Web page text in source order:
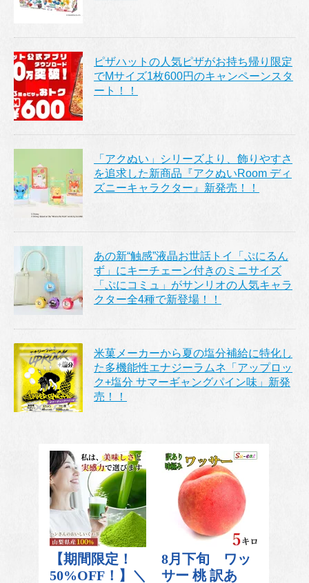
ピザハットの人気ピザがお持ち帰り限定
でMサイズ1枚600円のキャンペーンスタ
ート！！
「アクぬい」シリーズより、飾りやすさ
を追求した新商品『アクぬいRoom ディ
ズニーキャラクター』新発売！！
あの新“触感”液晶お世話トイ「ぷにるん
ず」にキーチェーン付きのミニサイズ
「ぷにコミュ」がサンリオの人気キャラ
クター全4種で新登場！！
米菓メーカーから夏の塩分補給に特化し
た多機能性エナジーラムネ「アップロッ
ク+塩分 サマーギャングパイン味」新発
売！！